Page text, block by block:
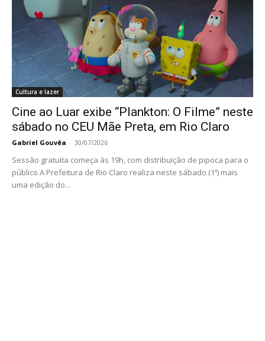
Cultura e lazer
Cine ao Luar exibe “Plankton: O Filme” neste
sábado no CEU Mãe Preta, em Rio Claro
Gabriel Gouvêa - 30/07/2026
Sessão gratuita começa às 19h, com distribuição de pipoca para o
público A Prefeitura de Rio Claro realiza neste sábado (1º) mais
uma edição do...